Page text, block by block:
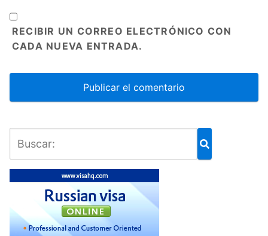
RECIBIR UN CORREO ELECTRÓNICO CON
CADA NUEVA ENTRADA.